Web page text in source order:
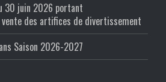
30 juin 2026 portant
des artifices de divertissement
Saison 2026-2027